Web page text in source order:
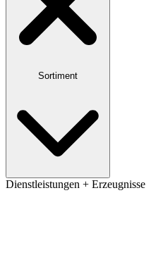
Sortiment
Dienstleistungen + Erzeugnisse